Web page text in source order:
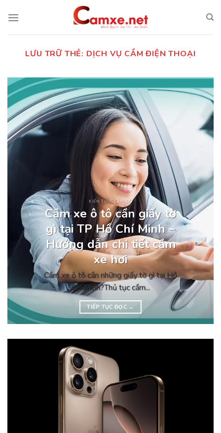
đến
LƯU TRỮ THẺ: DỊCH VỤ CẦM ĐIỆN THOẠI
KIẾN THỨC CẦM ĐỒ
Cầm xe ô tô cần giấy tờ
gì tại TP Hồ Chí Minh –
Hướng dẫn chi tiết cầm
xe hơi
Cầm xe ô tô cần những giấy tờ gì tại Hồ
Chí Minh?Thủ tục cầm...
TIẾP TỤC ĐỌC →